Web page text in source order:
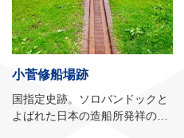
小菅修船場跡
国指定史跡。ソロバンドックと
よばれた日本の造船所発祥の